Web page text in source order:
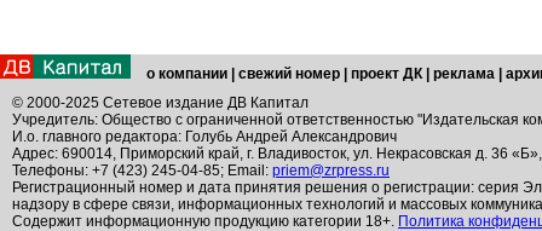
о компании свежий номер проект ДК реклама
© 2000-2025 Сетевое издание ДВ Капитал
Учредитель: Общество с ограниченной ответственностью "Издательская
И.о. главного редактора: Голубь Андрей Александрович
Адрес: 690014, Приморский край, г. Владивосток, ул. Некрасовская д. 36
Телефоны: +7 (423) 245-04-85; Email: priem@zrpress.ru
Регистрационный номер и дата принятия решения о регистрации: серия
надзору в сфере связи, информационных технологий и массовых
Содержит информационную продукцию категории 18+. Политика